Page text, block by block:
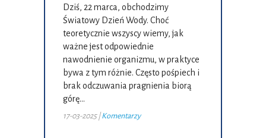
Dziś, 22 marca, obchodzimy
Światowy Dzień Wody. Choć
teoretycznie wszyscy wiemy, jak
ważne jest odpowiednie
nawodnienie organizmu, w praktyce
bywa z tym różnie. Często pośpiech i
brak odczuwania pragnienia biorą
górę…
17-03-2025 |Komentarzy